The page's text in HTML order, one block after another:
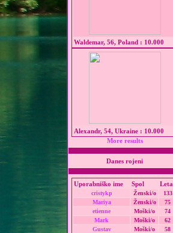
Waldemar, 56, Poland : 10.000
Alexandr, 54, Ukraine : 10.000
More results
Danes rojeni
Uporabniško ime Spol Leta
cristykp Ženski/o
133
Mariya
Ženski/o
75
etienne
Moški/o
74
Mark
Moški/o
62
Gustav
Moški/o
58